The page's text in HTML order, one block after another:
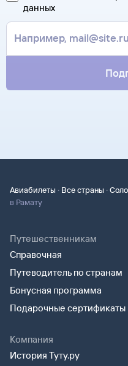
только паспорт.
данных
Авиабилеты · Все страны ·
в Рамату
Путешественникам
Справочная
Путеводитель по странам
Бонусная программа
Подарочные сертификаты
Компания
История Туту.ру